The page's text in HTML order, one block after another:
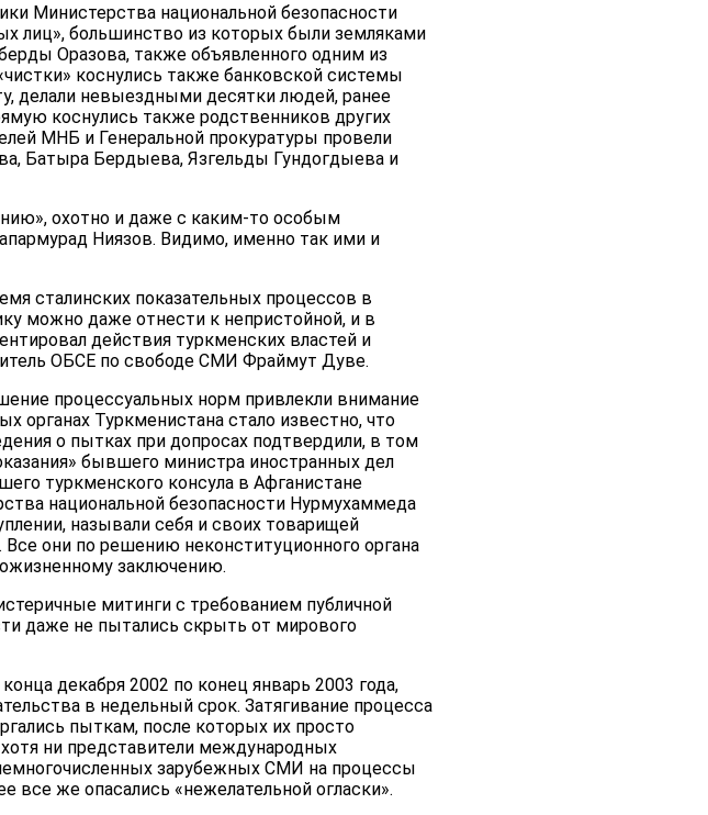
Министерства национальной безопасности
лиц», большинство из которых были земляками
Оразова, также объявленного одним из
коснулись также банковской системы
делали невыездными десятки людей, ранее
коснулись также родственников других
МНБ и Генеральной прокуратуры провели
Батыра Бердыева, Язгельды Гундогдыева и
охотно и даже с каким-то особым
Ниязов. Видимо, именно так ими и
сталинских показательных процессов в
можно даже отнести к непристойной, и в
действия туркменских властей и
ОБСЕ по свободе СМИ Фраймут Дуве.
процессуальных норм привлекли внимание
органах Туркменистана стало известно, что
о пытках при допросах подтвердили, в том
бывшего министра иностранных дел
туркменского консула в Афганистане
национальной безопасности Нурмухаммеда
называли себя и своих товарищей
Все они по решению неконституционного органа
заключению.
митинги с требованием публичной
даже не пытались скрыть от мирового
декабря 2002 по конец январь 2003 года,
в недельный срок. Затягивание процесса
пыткам, после которых их просто
ни представители международных
зарубежных СМИ на процессы
все же опасались «нежелательной огласки».